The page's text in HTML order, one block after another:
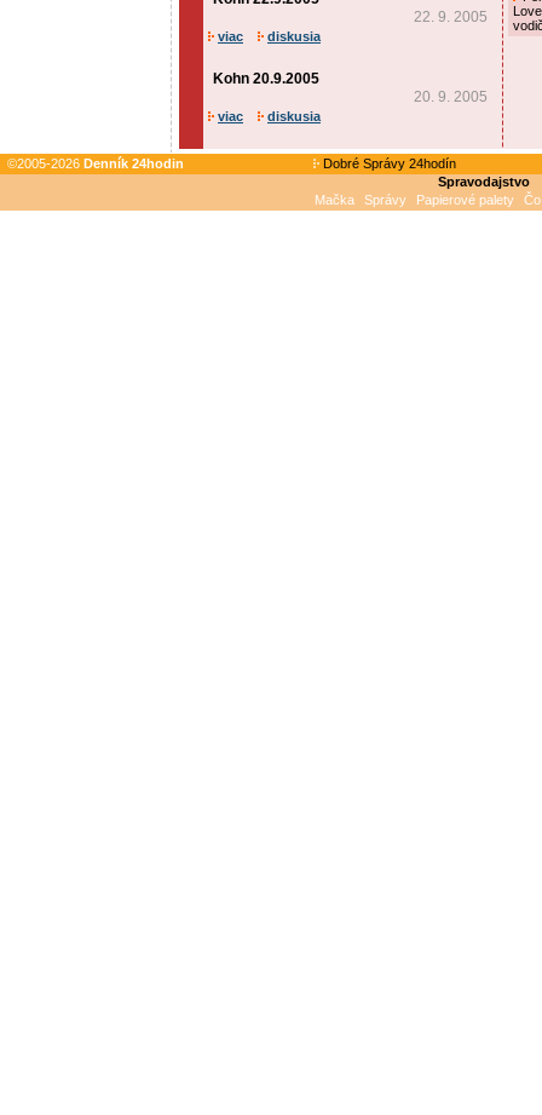
22. 9. 2005
viac diskusia
Kohn 20.9.2005
20. 9. 2005
viac diskusia
©2005-2026 Denník 24hodin
Dobré Správy 24hodín
Spravodajstvo
Mačka
Správy Papierové palety